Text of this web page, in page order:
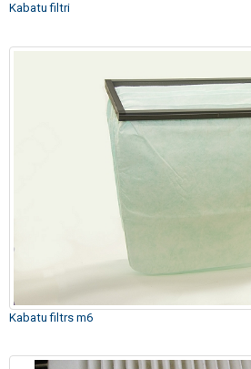
Kabatu filtri
Kabatu filtrs m6